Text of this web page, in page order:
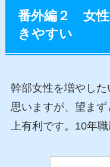
番外編２ 女性
きやすい
幹部女性を増やし
思いますが、望ま
上有利です。10年